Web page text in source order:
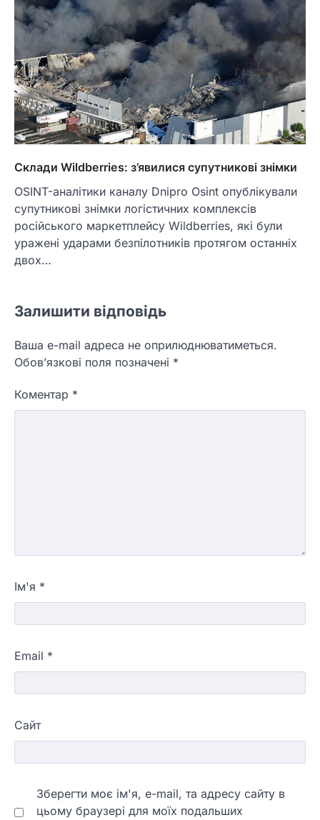
Склади Wildberries: з’явилися супутникові знімки
OSINT-аналітики каналу Dnipro Osint опублікували
супутникові знімки логістичних комплексів
російського маркетплейсу Wildberries, які були
уражені ударами безпілотників протягом останніх
двох…
Залишити відповідь
Ваша e-mail адреса не оприлюднюватиметься.
Обов’язкові поля позначені *
Коментар *
Ім'я *
Email *
Сайт
Зберегти моє ім'я, e-mail, та адресу сайту в
цьому браузері для моїх подальших